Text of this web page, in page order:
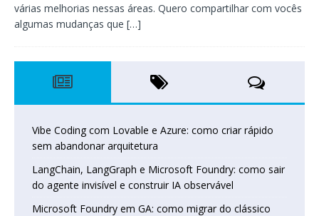
várias melhorias nessas áreas. Quero compartilhar com vocês
algumas mudanças que […]
Vibe Coding com Lovable e Azure: como criar rápido
sem abandonar arquitetura
LangChain, LangGraph e Microsoft Foundry: como sair
do agente invisível e construir IA observável
Microsoft Foundry em GA: como migrar do clássico